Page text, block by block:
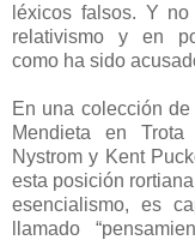
léxicos falsos. Y
relativismo y en
como ha sido
En una colección
Mendieta en
Nystrom y Kent
esta posición
esencialismo, es
llamado